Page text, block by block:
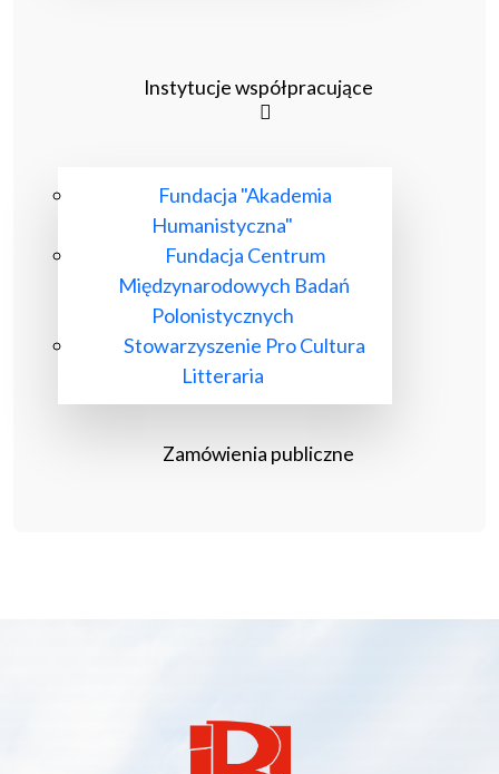
Instytucje współpracujące
Fundacja "Akademia
Humanistyczna"
Fundacja Centrum
Międzynarodowych Badań
Polonistycznych
Stowarzyszenie Pro Cultura
Litteraria
Zamówienia publiczne